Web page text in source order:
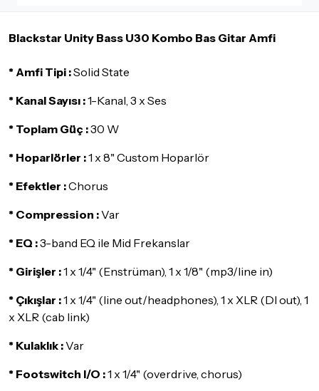
eksiksiz olması gerekmektedir. Satın almış olduğunuz ürünü
geçerek bilgi veriniz.
gösterebilir. Lütfen satın almadan önce ilgili ürünün
Blackstar Unity Bass U30 Kombo Bas Gitar Amfi
* Amfi Tipi :Solid State
* Kanal Sayısı :1-Kanal, 3 x Ses
* Toplam Güç :30 W
* Hoparlörler :1 x 8" Custom Hoparlör
* Efektler :Chorus
* Compression :Var
* EQ :3-band EQ ile Mid Frekanslar
* Girişler :1 x 1/4" (Enstrüman), 1 x 1/8" (mp3/line in)
* Çıkışlar :1 x 1/4" (line out/headphones), 1 x XLR (DI out), 1
x XLR (cab link)
* Kulaklık :Var
* Footswitch I/O :1 x 1/4" (overdrive, chorus)